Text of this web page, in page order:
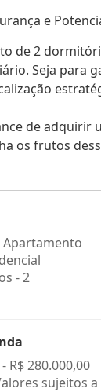
e
de 2
Seja para
de adquirir
os frutos
Apartamento
- 2
R$ 280.000,00
sujeitos